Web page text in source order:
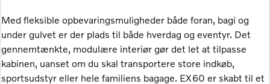
Med fleksible opbevaringsmuligheder både foran, bagi og
under gulvet er der plads til både hverdag og eventyr. Det
gennemtænkte, modulære interiør gør det let at tilpasse
kabinen, uanset om du skal transportere store indkøb,
sportsudstyr eller hele familiens bagage. EX60 er skabt til et